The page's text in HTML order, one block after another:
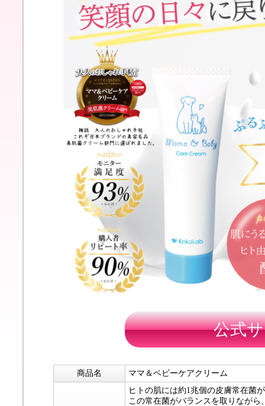
公式
商品名 ママ＆ベビーケアクリーム
ヒトの肌には約1兆個の皮膚常在菌
この常在菌がバランスを取りながら